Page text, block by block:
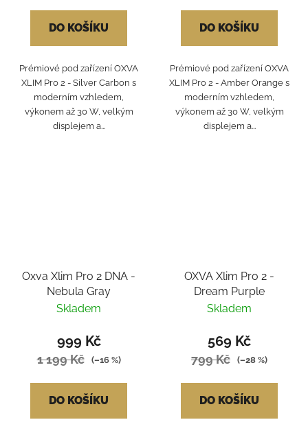
DO KOŠÍKU
Prémiové pod zařízení OXVA
XLIM Pro 2 - Silver Carbon s
moderním vzhledem,
výkonem až 30 W, velkým
displejem a...
DO KOŠÍKU
Prémiové pod zařízení OXVA
XLIM Pro 2 - Amber Orange s
moderním vzhledem,
výkonem až 30 W, velkým
displejem a...
Oxva Xlim Pro 2 DNA -
Nebula Gray
Skladem
999 Kč
1 199 Kč (–16 %)
DO KOŠÍKU
OXVA Xlim Pro 2 -
Dream Purple
Skladem
569 Kč
799 Kč (–28 %)
DO KOŠÍKU